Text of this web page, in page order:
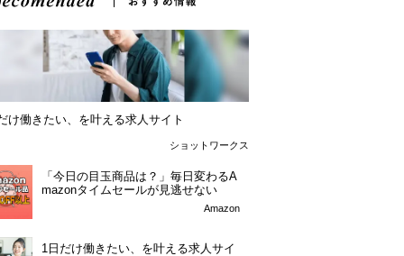
け働きたい、を叶える求人サイト
ショットワークス
「今日の目玉商品は？」毎日変わるA
mazonタイムセールが見逃せない
Amazon
1日だけ働きたい、を叶える求人サイ